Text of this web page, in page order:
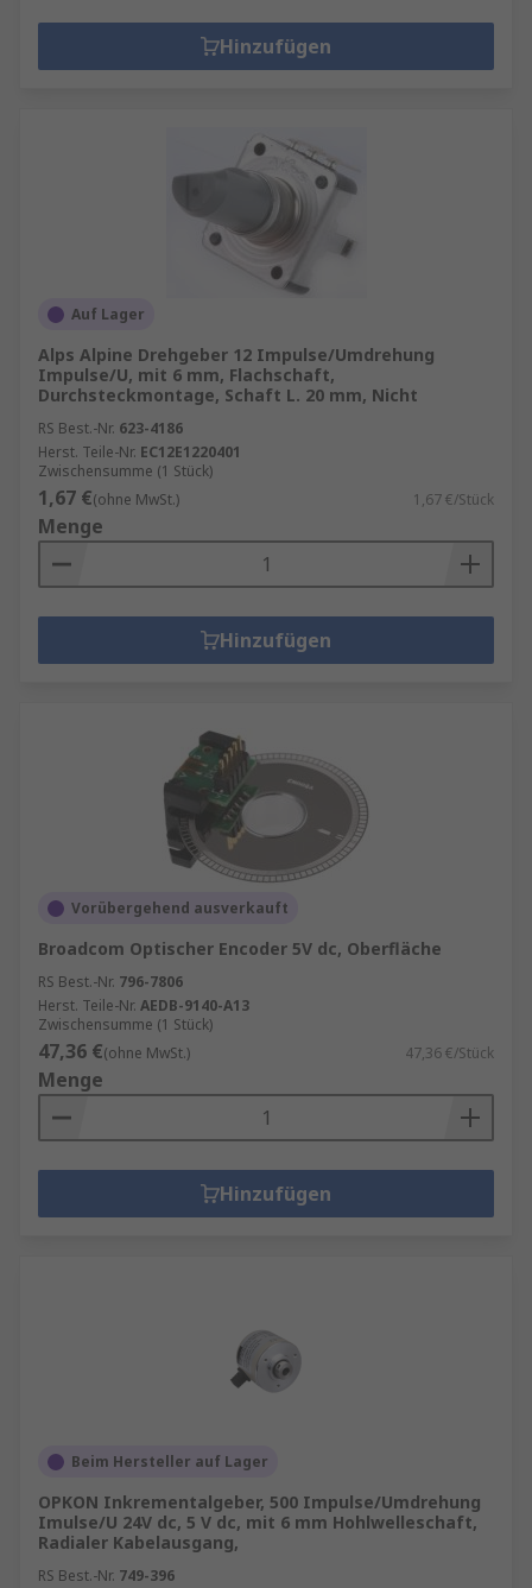
Hinzufügen
Auf Lager
Alps Alpine Drehgeber 12 Impulse/Umdrehung
Impulse/U, mit 6 mm, Flachschaft,
Durchsteckmontage, Schaft L. 20 mm, Nicht
RS Best.-Nr. 623-4186
Herst. Teile-Nr. EC12E1220401
Zwischensumme (1 Stück)
1,67 €(ohne MwSt.) 1,67 €/Stück
Menge
Hinzufügen
Vorübergehend ausverkauft
Broadcom Optischer Encoder 5V dc, Oberfläche
RS Best.-Nr. 796-7806
Herst. Teile-Nr. AEDB-9140-A13
Zwischensumme (1 Stück)
47,36 €(ohne MwSt.) 47,36 €/Stück
Menge
Hinzufügen
Beim Hersteller auf Lager
OPKON Inkrementalgeber, 500 Impulse/Umdrehung
Imulse/U 24V dc, 5 V dc, mit 6 mm Hohlwelleschaft,
Radialer Kabelausgang,
RS Best.-Nr. 749-396